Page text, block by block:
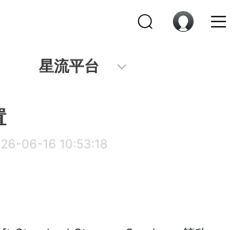
星流平台
06-16 10:53:18